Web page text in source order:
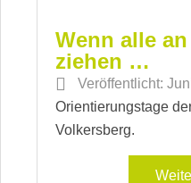
Wenn alle
ziehen …
Veröffentlicht:
Orientierungstage
Volkersberg.